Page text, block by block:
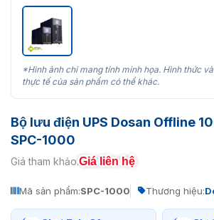
*Hình ảnh chỉ mang tính minh họa. Hình thức
thực tế của sản phẩm có thể khác.
Bộ lưu điện UPS Dosan Offline
SPC-1000
Giá tham khảo:Giá liên hệ
Mã sản phẩm:SPC-1000 Thương hiệu: